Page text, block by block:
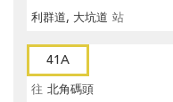
利群道, 大坑道 站
41A
往 北角碼頭